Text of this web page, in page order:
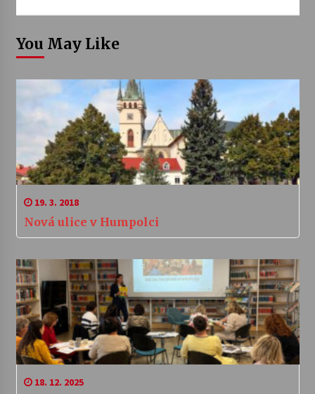
You May Like
19. 3. 2018
Nová ulice v Humpolci
18. 12. 2025